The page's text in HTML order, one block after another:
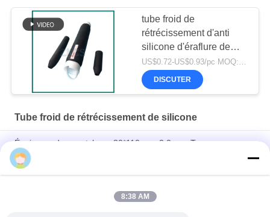
tube froid de
rétrécissement d'anti
silicone d'éraflure de
2cm
US$0.72-US$0.93/pc MOQ:1000PCS
DISCUTER
Tube froid de rétrécissement de silicone
Épaisseur de caoutchouc 30*110 mm 2,0 mm Tuyau
rétrécissant à froid étanche et isolant
Ruban auto-amalgamant en silicone ignifuge et étanche
Tube rétractable à froid en silicone – Expansion 4:1, résistant
8:38 AM